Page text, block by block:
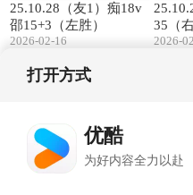
25.10.28（友1）痴18v
邵15+3（左胜）
2026-02-16
35（
2026-
打开方式
优酷
为好内容全力以赴